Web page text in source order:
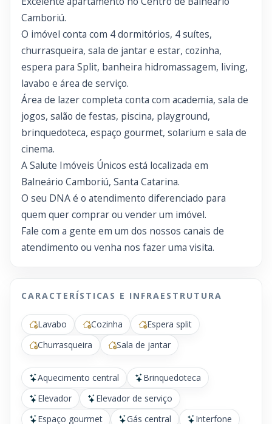
Camboriú.
O imóvel conta com 4 dormitórios, 4 suítes,
churrasqueira, sala de jantar e estar, cozinha,
espera para Split, banheira hidromassagem, living,
lavabo e área de serviço.
Área de lazer completa conta com academia, sala de
jogos, salão de festas, piscina, playground,
brinquedoteca, espaço gourmet, solarium e sala de
cinema.
A Salute Imóveis Únicos está localizada em
Balneário Camboriú, Santa Catarina.
O seu DNA é o atendimento diferenciado para
quem quer comprar ou vender um imóvel.
Fale com a gente em um dos nossos canais de
atendimento ou venha nos fazer uma visita.
CARACTERÍSTICAS E INFRAESTRUTURA
Lavabo Cozinha
Espera split
Churrasqueira
Sala de jantar
Aquecimento central
Brinquedoteca
Elevador
Elevador de serviço
Espaço gourmet
Gás central
Interfone